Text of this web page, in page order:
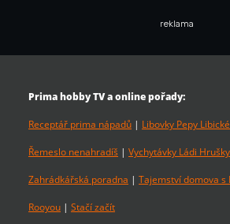
reklama
Prima hobby TV a online pořady:
Receptář prima nápadů | Libovky Pepy
Řemeslo nenahradíš | Vychytávky Ládi Hrušky
Zahrádkářská poradna | Tajemství domova s
Rooyou | Stačí začít